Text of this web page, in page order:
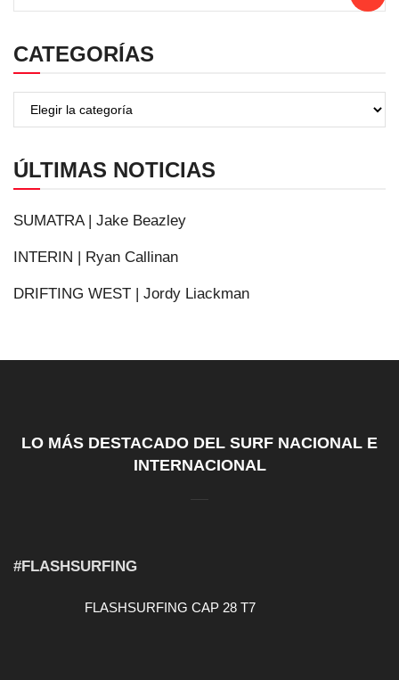
CATEGORÍAS
ÚLTIMAS NOTICIAS
SUMATRA | Jake Beazley
INTERIN | Ryan Callinan
DRIFTING WEST | Jordy Liackman
LO MÁS DESTACADO DEL SURF NACIONAL E
INTERNACIONAL
#FLASHSURFING
FLASHSURFING CAP 28 T7